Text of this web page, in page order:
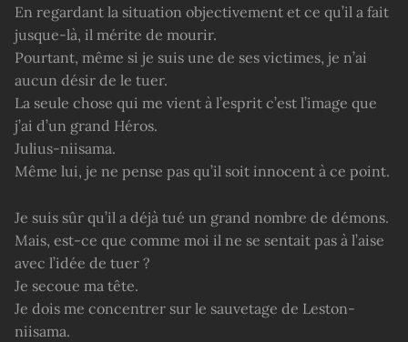
En regardant la situation objectivement et ce qu’il a fait
jusque-là, il mérite de mourir.
Pourtant, même si je suis une de ses victimes, je n’ai
aucun désir de le tuer.
La seule chose qui me vient à l’esprit c’est l’image que
j’ai d’un grand Héros.
Julius-niisama.
Même lui, je ne pense pas qu’il soit innocent à ce point.
Je suis sûr qu’il a déjà tué un grand nombre de démons.
Mais, est-ce que comme moi il ne se sentait pas à l’aise
avec l’idée de tuer ?
Je secoue ma tête.
Je dois me concentrer sur le sauvetage de Leston-
niisama.